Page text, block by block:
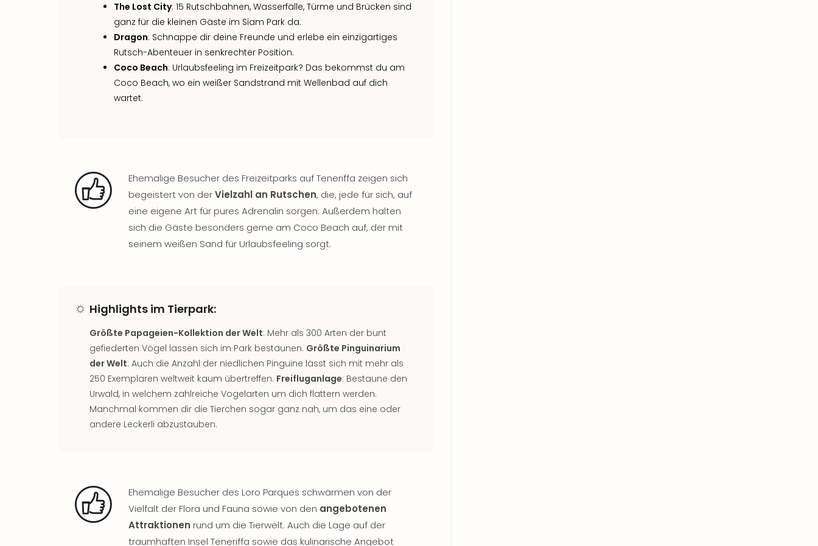
The Lost City: 15 Rutschbahnen, Wasserfälle, Türme und Brücken sind
ganz für die kleinen Gäste im Siam Park da.
Dragon: Schnappe dir deine Freunde und erlebe ein einzigartiges
Rutsch-Abenteuer in senkrechter Position.
Coco Beach: Urlaubsfeeling im Freizeitpark? Das bekommst du am
Coco Beach, wo ein weißer Sandstrand mit Wellenbad auf dich
wartet.
Ehemalige Besucher des Freizeitparks auf Teneriffa zeigen sich
begeistert von derVielzahl an Rutschen, die, jede für sich, auf
eine eigene Art für pures Adrenalin sorgen. Außerdem halten
sich die Gäste besonders gerne am Coco Beach auf, der mit
seinem weißen Sand für Urlaubsfeeling sorgt.
Highlights im Tierpark:
Größte Papageien-Kollektion der Welt: Mehr als 300 Arten der bunt
gefiederten Vögel lassen sich im Park bestaunen. Größte Pinguinarium
der Welt: Auch die Anzahl der niedlichen Pinguine lässt sich mit mehr als
250 Exemplaren weltweit kaum übertreffen. Freifluganlage: Bestaune den
Urwald, in welchem zahlreiche Vogelarten um dich flattern werden.
Manchmal kommen dir die Tierchen sogar ganz nah, um das eine oder
andere Leckerli abzustauben.
Ehemalige Besucher des Loro Parques schwärmen von der
Vielfalt der Flora und Fauna sowie von den angebotenen
Attraktionen rund um die Tierwelt. Auch die Lage auf der
traumhaften Insel Teneriffa sowie das kulinarische Angebot